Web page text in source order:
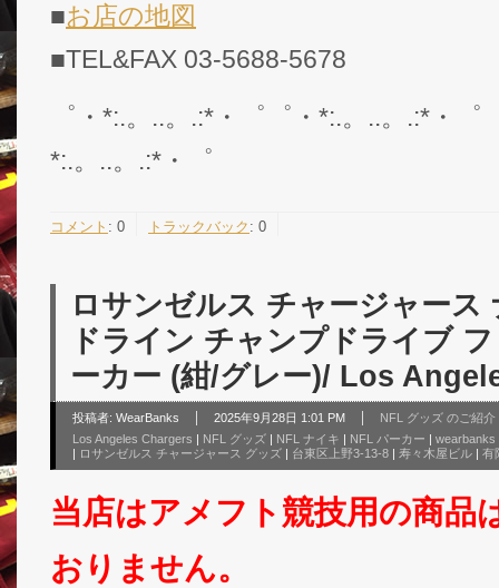
■お店の地図
■TEL&FAX 03-5688-5678
゜・*:.。..。.:*・゜゜・*:.。..。.:*・
*:.。..。.:*・゜
コメント : 0 トラックバック : 0
ロサンゼルス チャージャース
ドライン チャンプドライブ
ーカー (紺/グレー)/ Los
投稿者: WearBanks 2025年9月28日 1:01 PM
NFL グッズ のご紹介
Los Angeles Chargers
NFL グッズ NFL ナイキ NFL パーカー wearbanks
ロサンゼルス チャージャース グッズ 台東区上野3-13-8 寿々木屋ビル 有
当店はアメフト競技用の商品
おりません。